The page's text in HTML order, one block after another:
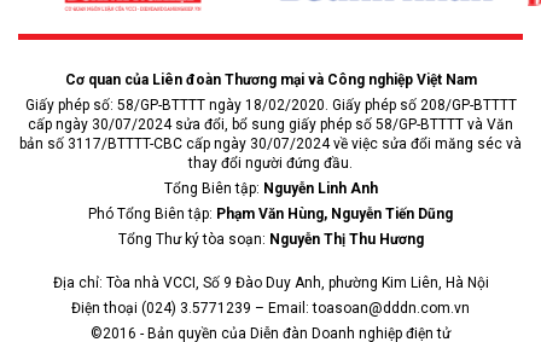
Cơ quan của Liên đoàn Thương mại và Công nghiệp Việt Nam
Giấy phép số: 58/GP-BTTTT ngày 18/02/2020. Giấy phép số 208/GP-BTTTT
cấp ngày 30/07/2024 sửa đổi, bổ sung giấy phép số 58/GP-BTTTT và Văn
bản số 3117/BTTTT-CBC cấp ngày 30/07/2024 về việc sửa đổi măng séc và
thay đổi người đứng đầu.
Tổng Biên tập: Nguyễn Linh Anh
Phó Tổng Biên tập: Phạm Văn Hùng, Nguyễn Tiến Dũng
Tổng Thư ký tòa soạn: Nguyễn Thị Thu Hương
Địa chỉ: Tòa nhà VCCI, Số 9 Đào Duy Anh, phường Kim Liên, Hà Nội
Điện thoại (024) 3.5771239 – Email: toasoan@dddn.com.vn
©2016 - Bản quyền của Diễn đàn Doanh nghiệp điện tử